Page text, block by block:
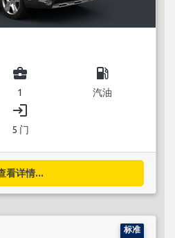
business_center
1
local_gas_station
汽油
login
5 门
看详情...
标准